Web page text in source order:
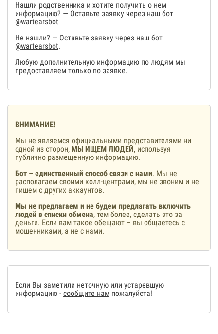
Нашли родственника и хотите получить о нем
информацию? — Оставьте заявку через наш бот
@wartearsbot
Не нашли? — Оставьте заявку через наш бот
@wartearsbot.
Любую дополнительную информацию по людям мы
предоставляем только по заявке.
ВНИМАНИЕ!
Мы не являемся официальными представителями ни
одной из сторон, МЫ ИЩЕМ ЛЮДЕЙ, используя
публично размещенную информацию.
Бот – единственный способ связи с нами. Мы не
располагаем своими колл-центрами, мы не звоним и не
пишем с других аккаунтов.
Мы не предлагаем и не будем предлагать включить
людей в списки обмена, тем более, сделать это за
деньги. Если вам такое обещают – вы общаетесь с
мошенниками, а не с нами.
Если Вы заметили неточную или устаревшую
информацию - сообщите нам пожалуйста!